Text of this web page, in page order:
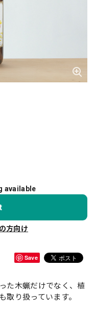
available
方向け
Save
た木蝋だけでなく、植
取り扱っています。